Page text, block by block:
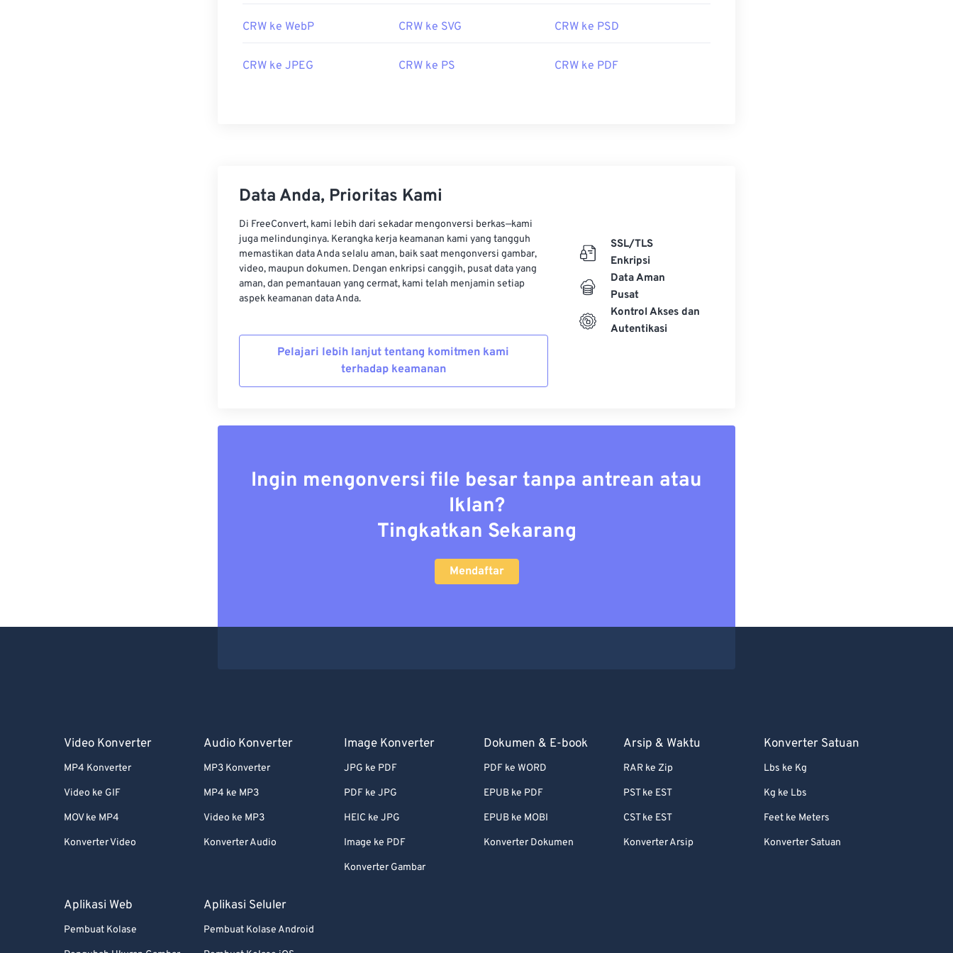
produk Microsoft, seperti Microsoft Windows Live Photo Gallery, pastikan untuk memasang
Dikembangkan oleh: Canon Inc.
Tautan yang berguna:
https://en.wikipedia.org/wiki/Format_Berkas_Gambar_Kamera
CRW ke WebP CRW ke SVG CRW ke PSD
CRW ke JPEG CRW ke PS CRW ke PDF
Data Anda, Prioritas Kami
Di FreeConvert, kami lebih dari sekadar mengonversi berkas—kami
juga melindunginya. Kerangka kerja keamanan kami yang tangguh
memastikan data Anda selalu aman, baik saat mengonversi gambar,
video, maupun dokumen. Dengan enkripsi canggih, pusat data yang
aman, dan pemantauan yang cermat, kami telah menjamin setiap
aspek keamanan data Anda.
Pelajari lebih lanjut tentang komitmen kami
terhadap keamanan
SSL/TLS
Enkripsi
Data Aman
Pusat
Kontrol Akses dan
Autentikasi
Ingin mengonversi file besar tanpa antrean atau
Iklan?
Tingkatkan Sekarang
Mendaftar
Video Konverter
MP4 Konverter
Video ke GIF
MOV ke MP4
Konverter Video
Audio Konverter
MP3 Konverter
MP4 ke MP3
Video ke MP3
Konverter Audio
Image Konverter
JPG ke PDF
PDF ke JPG
HEIC ke JPG
Image ke PDF
Konverter Gambar
Dokumen & E-book
PDF ke WORD
EPUB ke PDF
EPUB ke MOBI
Konverter Dokumen
Arsip & Waktu
RAR ke Zip
PST ke EST
CST ke EST
Konverter Arsip
Konverter Satuan
Lbs ke Kg
Kg ke Lbs
Feet ke Meters
Konverter Satuan
Aplikasi Web
Pembuat Kolase
Aplikasi Seluler
Pembuat Kolase Android